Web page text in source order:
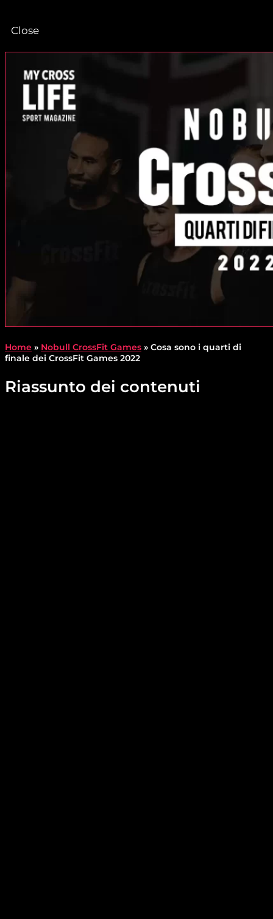
Close
Home » Nobull CrossFit Games » Cosa sono i quarti di
finale dei CrossFit Games 2022
Riassunto dei contenuti